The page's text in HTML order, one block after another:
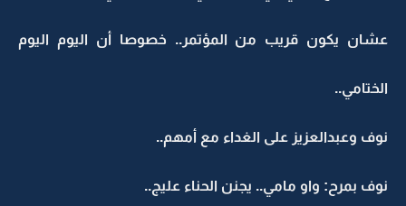
عشان يكون قريب من المؤتمر.. خصوصا أن اليوم اليوم
الختامي..
نوف وعبدالعزيز على الغداء مع أمهم..
نوف بمرح: واو مامي.. يجنن الحناء عليج..